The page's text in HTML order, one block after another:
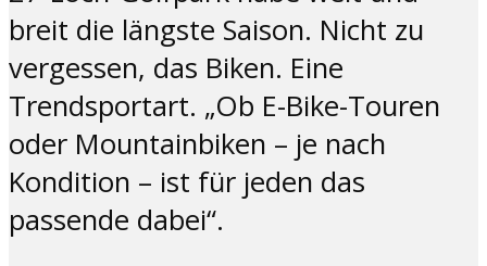
breit die längste Saison. Nicht zu
vergessen, das Biken. Eine
Trendsportart. „Ob E-Bike-Touren
oder Mountainbiken – je nach
Kondition – ist für jeden das
passende dabei“.